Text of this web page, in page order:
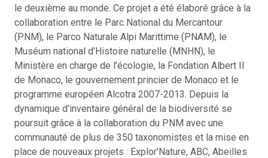
le deuxième au monde. Ce projet a été élaboré grâce à la
collaboration entre le Parc National du Mercantour
(PNM), le Parco Naturale Alpi Marittime (PNAM), le
Muséum national d'Histoire naturelle (MNHN), le
Ministère en charge de l’écologie, la Fondation Albert II
de Monaco, le gouvernement princier de Monaco et le
programme européen Alcotra 2007-2013. Depuis la
dynamique d'inventaire général de la biodiversité se
poursuit grâce à la collaboration du PNM avec une
communauté de plus de 350 taxonomistes et la mise en
place de nouveaux projets : Explor'Nature, ABC, Abeilles